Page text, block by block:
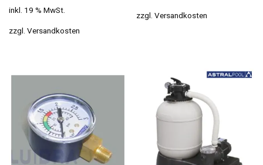
inkl. 19 % MwSt.
zzgl. Versandkosten
zzgl.Versandkosten